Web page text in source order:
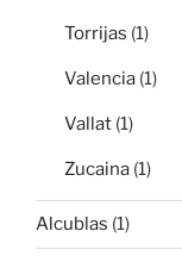
Torrijas (1)
Valencia (1)
Vallat (1)
Zucaina (1)
Alcublas (1)